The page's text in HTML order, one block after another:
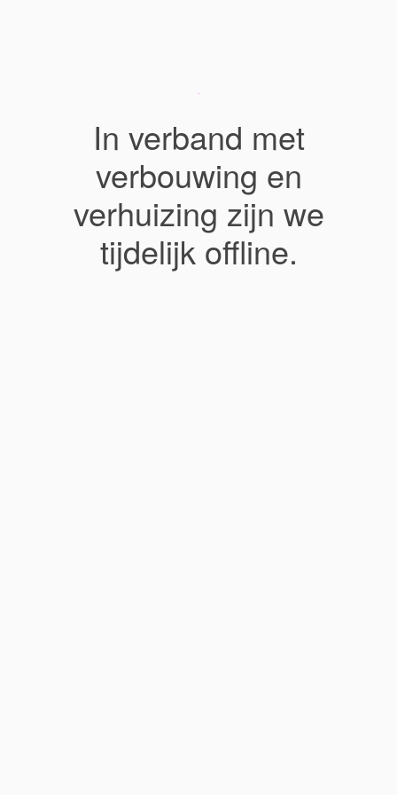
In verband met
verbouwing en
verhuizing zijn we
tijdelijk offline.